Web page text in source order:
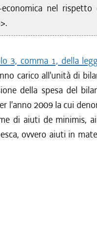
nel rispetto
3, comma 1, della
carico all'unità di
della spesa del
l'anno 2009 la cui
di aiuti de minimis,
ovvero aiuti in